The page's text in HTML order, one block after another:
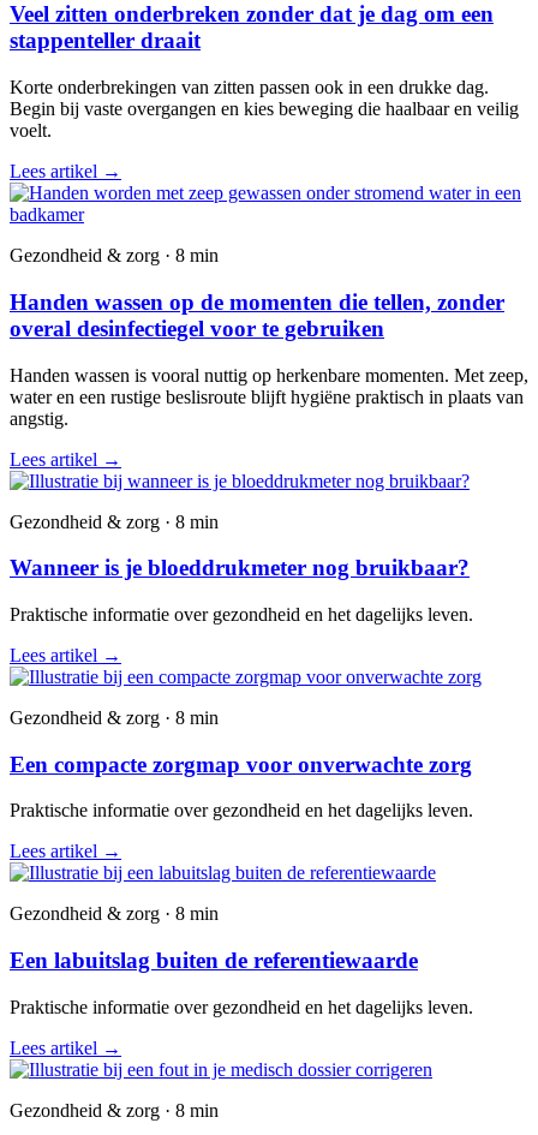
Veel zitten onderbreken zonder dat je dag om een
stappenteller draait
Korte onderbrekingen van zitten passen ook in een drukke dag.
Begin bij vaste overgangen en kies beweging die haalbaar en veilig
voelt.
Lees artikel →
Gezondheid & zorg · 8 min
Handen wassen op de momenten die tellen, zonder
overal desinfectiegel voor te gebruiken
Handen wassen is vooral nuttig op herkenbare momenten. Met zeep,
water en een rustige beslisroute blijft hygiëne praktisch in plaats van
angstig.
Lees artikel →
Gezondheid & zorg · 8 min
Wanneer is je bloeddrukmeter nog bruikbaar?
Praktische informatie over gezondheid en het dagelijks leven.
Lees artikel →
Gezondheid & zorg · 8 min
Een compacte zorgmap voor onverwachte zorg
Praktische informatie over gezondheid en het dagelijks leven.
Lees artikel →
Gezondheid & zorg · 8 min
Een labuitslag buiten de referentiewaarde
Praktische informatie over gezondheid en het dagelijks leven.
Lees artikel →
Gezondheid & zorg · 8 min